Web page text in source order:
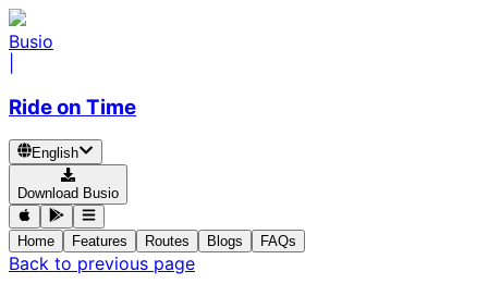
Busio
Ride on Time
English
Download Busio
Home Features Routes Blogs FAQs
Back to previous page